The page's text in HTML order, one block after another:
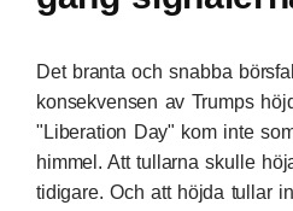
Det branta och snabba
konsekvensen av Trumps
"Liberation Day" kom inte
himmel. Att tullarna skulle
tidigare. Och att höjda tullar